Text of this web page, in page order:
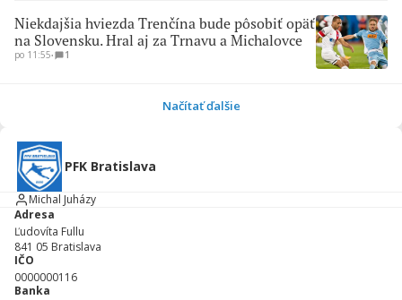
Niekdajšia hviezda Trenčína bude pôsobiť opäť
na Slovensku. Hral aj za Trnavu a Michalovce
po 11:55∙ 1
Načítať ďalšie
PFK Bratislava
Michal Juházy
Adresa
Ľudovíta Fullu
841 05 Bratislava
IČO
0000000116
Banka